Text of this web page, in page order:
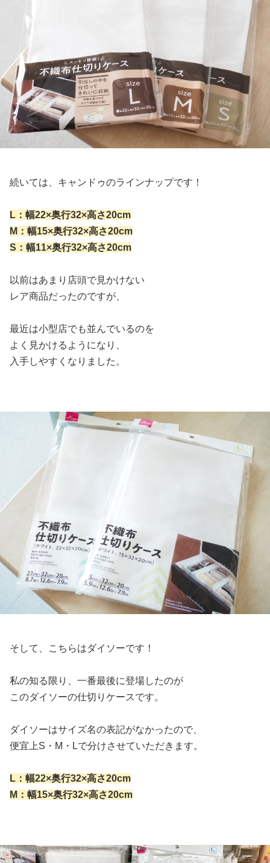
続いては、キャンドゥのラインナップです！
L：幅22×奥行32×高さ20cm
M：幅15×奥行32×高さ20cm
S：幅11×奥行32×高さ20cm
以前はあまり店頭で見かけない
レア商品だったのですが、
最近は小型店でも並んでいるのを
よく見かけるようになり、
入手しやすくなりました。
そして、こちらはダイソーです！
私の知る限り、一番最後に登場したのが
このダイソーの仕切りケースです。
ダイソーはサイズ名の表記がなかったので、
便宜上S・M・Lで分けさせていただきます。
L：幅22×奥行32×高さ20cm
M：幅15×奥行32×高さ20cm